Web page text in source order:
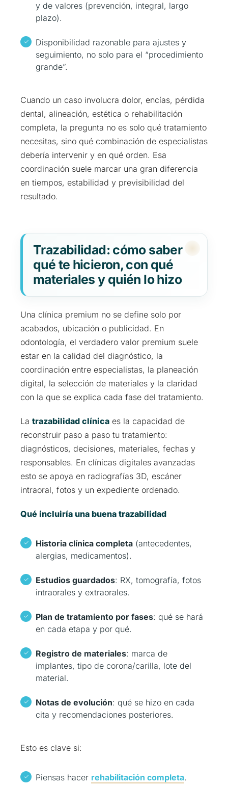
y de valores (prevención, integral, largo
plazo).
Disponibilidad razonable para ajustes y
seguimiento, no solo para el “procedimiento
grande”.
Cuando un caso involucra dolor, encías, pérdida
dental, alineación, estética o rehabilitación
completa, la pregunta no es solo qué tratamiento
necesitas, sino qué combinación de especialistas
debería intervenir y en qué orden. Esa
coordinación suele marcar una gran diferencia
en tiempos, estabilidad y previsibilidad del
resultado.
Trazabilidad: cómo saber
qué te hicieron, con qué
materiales y quién lo hizo
Una clínica premium no se define solo por
acabados, ubicación o publicidad. En
odontología, el verdadero valor premium suele
estar en la calidad del diagnóstico, la
coordinación entre especialistas, la planeación
digital, la selección de materiales y la claridad
con la que se explica cada fase del tratamiento.
La trazabilidad clínica es la capacidad de
reconstruir paso a paso tu tratamiento:
diagnósticos, decisiones, materiales, fechas y
responsables. En clínicas digitales avanzadas
esto se apoya en radiografías 3D, escáner
intraoral, fotos y un expediente ordenado.
Qué incluiría una buena trazabilidad
Historia clínica completa (antecedentes,
alergias, medicamentos).
Estudios guardados: RX, tomografía, fotos
intraorales y extraorales.
Plan de tratamiento por fases: qué se hará
en cada etapa y por qué.
Registro de materiales: marca de
implantes, tipo de corona/carilla, lote del
material.
Notas de evolución: qué se hizo en cada
cita y recomendaciones posteriores.
Esto es clave si:
Piensas hacer rehabilitación completa.